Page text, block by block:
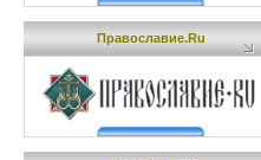
Православие.Ru